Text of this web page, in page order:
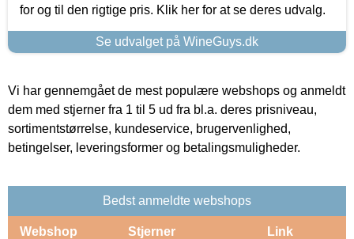
for og til den rigtige pris. Klik her for at se deres udvalg.
Se udvalget på WineGuys.dk
Vi har gennemgået de mest populære webshops og anmeldt
dem med stjerner fra 1 til 5 ud fra bl.a. deres prisniveau,
sortimentstørrelse, kundeservice, brugervenlighed,
betingelser, leveringsformer og betalingsmuligheder.
Bedst anmeldte webshops
Webshop Stjerner Link